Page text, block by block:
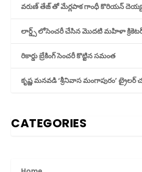
వరుణ్ తేజ్ తో మేర్లపాక గాంధీ కొరియన్
లార్డ్స్ లోసెంచరీ చేసిన మొదటి మహిళా
రికార్డు బ్రేకింగ్ సెంచరీ కొట్టిన సమంత
కృష్ణ మనవడి ‘శ్రీనివాస మంగాపురం’
CATEGORIES